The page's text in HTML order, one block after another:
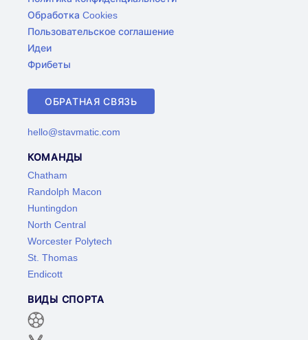
Обработка Cookies
Пользовательское соглашение
Идеи
Фрибеты
ОБРАТНАЯ СВЯЗЬ
hello@stavmatic.com
КОМАНДЫ
Chatham
Randolph Macon
Huntingdon
North Central
Worcester Polytech
St. Thomas
Endicott
ВИДЫ СПОРТА